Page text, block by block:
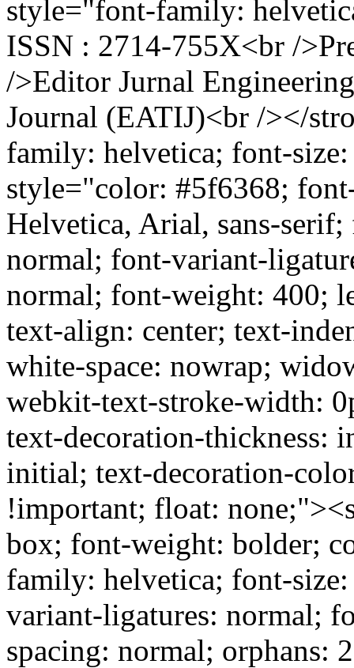
style="font-family:
ISSN : 2714-755X<br /
/>Editor Jurnal
Journal (EATIJ)<br /></
family: helvetica; font-
style="color: #5f6368;
Helvetica, Arial, sans-
normal; font-variant-
normal; font-weight: 400;
text-align: center; text-
white-space: nowrap;
webkit-text-stroke-width:
text-decoration-thickness:
initial; text-decoration-
!important; float:
box; font-weight: bolder;
family: helvetica; font-
variant-ligatures: normal;
spacing: normal; orphans: